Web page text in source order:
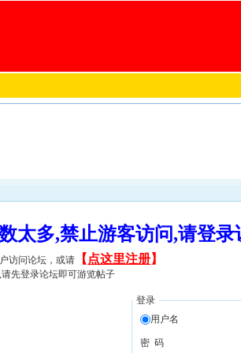
数太多,禁止游客访问,请登
访问论坛，或请 【 点这里注册】
先登录论坛即可游览帖子
登录
用户名
密 码